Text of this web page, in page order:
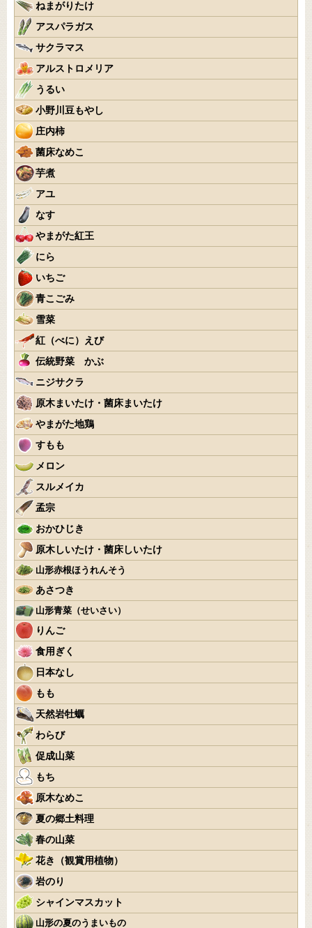
ねまがりたけ
アスパラガス
サクラマス
アルストロメリア
うるい
小野川豆もやし
庄内柿
菌床なめこ
芋煮
アユ
なす
やまがた紅王
にら
いちご
青こごみ
雪菜
紅（べに）えび
伝統野菜 かぶ
ニジサクラ
原木まいたけ・菌床まいたけ
やまがた地鶏
すもも
メロン
スルメイカ
孟宗
おかひじき
原木しいたけ・菌床しいたけ
山形赤根ほうれんそう
あさつき
山形青菜（せいさい）
りんご
食用ぎく
日本なし
もも
天然岩牡蠣
わらび
促成山菜
もち
原木なめこ
夏の郷土料理
春の山菜
花き（観賞用植物）
岩のり
シャインマスカット
山形の夏のうまいもの